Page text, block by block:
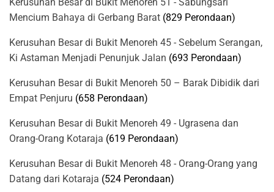
Mencium Bahaya di Gerbang Barat (829 Perondaan)
Kerusuhan Besar di Bukit Menoreh 45 - Sebelum Serangan,
Ki Astaman Menjadi Penunjuk Jalan (693 Perondaan)
Kerusuhan Besar di Bukit Menoreh 50 – Barak Dibidik dari
Empat Penjuru (658 Perondaan)
Kerusuhan Besar di Bukit Menoreh 49 - Ugrasena dan
Orang-Orang Kotaraja (619 Perondaan)
Kerusuhan Besar di Bukit Menoreh 48 - Orang-Orang yang
Datang dari Kotaraja (524 Perondaan)